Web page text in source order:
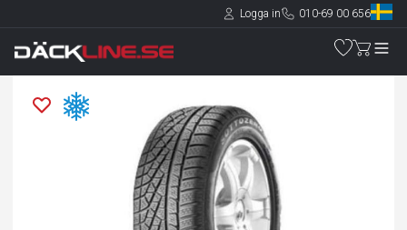
Logga in 010-69 00 656